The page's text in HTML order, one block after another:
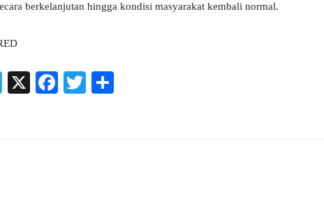
berkelanjutan hingga kondisi masyarakat kembali normal.
Te X
Fa
T